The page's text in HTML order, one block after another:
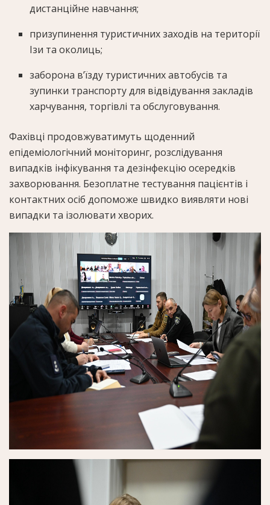
дистанційне навчання;
призупинення туристичних заходів на території
Ізи та околиць;
заборона в’їзду туристичних автобусів та
зупинки транспорту для відвідування закладів
харчування, торгівлі та обслуговування.
Фахівці продовжуватимуть щоденний
епідеміологічний моніторинг, розслідування
випадків інфікування та дезінфекцію осередків
захворювання. Безоплатне тестування пацієнтів і
контактних осіб допоможе швидко виявляти нові
випадки та ізолювати хворих.